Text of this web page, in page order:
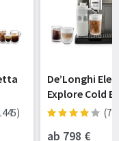
De’Longhi
Explore Cold
ECAM450.86.T -(74)
ab 798 €